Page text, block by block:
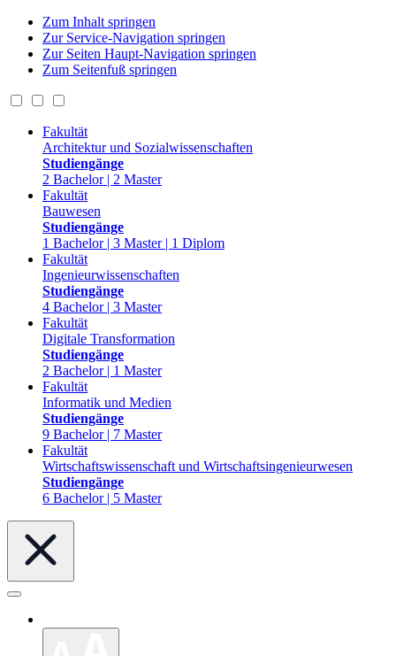
Zum Inhalt springen
Zur Service-Navigation springen
Zur Seiten Haupt-Navigation springen
Zum Seitenfuß springen
Fakultät
Architektur und Sozialwissenschaften
Studiengänge
2 Bachelor | 2 Master
Fakultät
Bauwesen
Studiengänge
1 Bachelor | 3 Master | 1 Diplom
Fakultät
Ingenieurwissenschaften
Studiengänge
4 Bachelor | 3 Master
Fakultät
Digitale Transformation
Studiengänge
2 Bachelor | 1 Master
Fakultät
Informatik und Medien
Studiengänge
9 Bachelor | 7 Master
Fakultät
Wirtschaftswissenschaft und Wirtschaftsingenieurwesen
Studiengänge
6 Bachelor | 5 Master